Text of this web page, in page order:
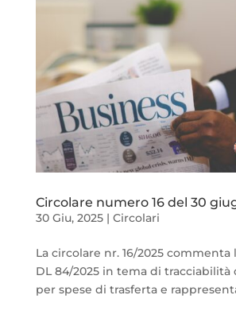
Circolare numero 16 del 30
30 Giu, 2025| Circolari
La circolare nr. 16/2025
DL 84/2025 in tema di
per spese di trasferta e